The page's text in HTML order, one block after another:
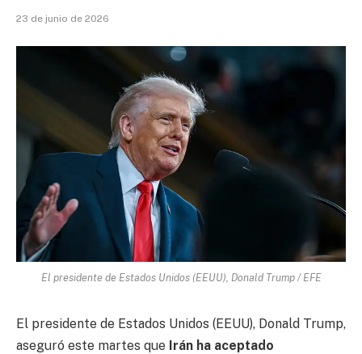
23 de junio de 2026
El presidente de Estados Unidos (EEUU), Donald Trump / EFE
El presidente de Estados Unidos (EEUU), Donald Trump,
aseguró este martes que Irán ha aceptado